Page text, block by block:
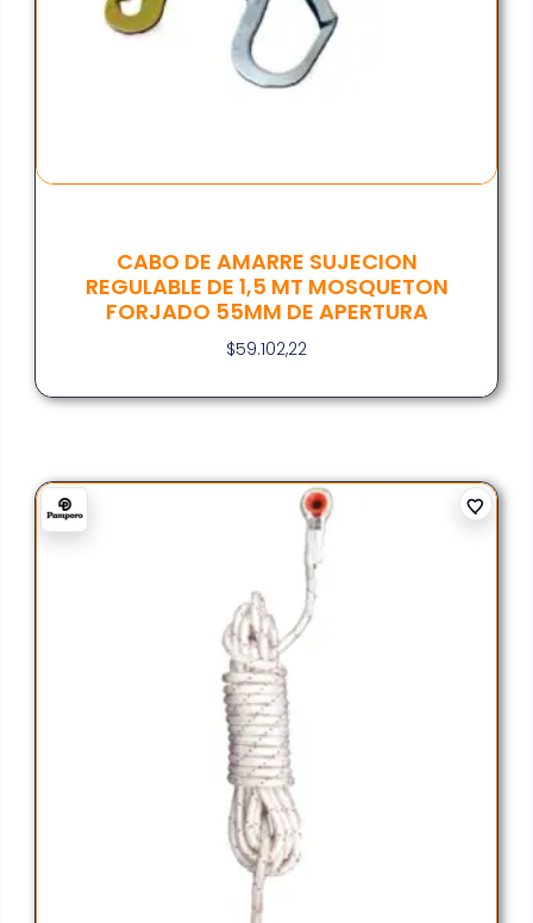
CABO DE AMARRE SUJECION
REGULABLE DE 1,5 MT MOSQUETON
FORJADO 55MM DE APERTURA
$59.102,22